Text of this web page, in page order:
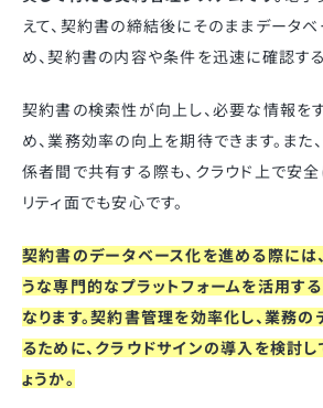
えて、契約書の締結後にそのままデータ
め、契約書の内容や条件を迅速に確認する
契約書の検索性が向上し、必要な情報を
め、業務効率の向上を期待できます。また
係者間で共有する際も、クラウド上で安全
リティ面でも安心です。
契約書のデータベース化を進める際には
うな専門的なプラットフォームを活用す
なります。契約書管理を効率化し、業務
るために、クラウドサインの導入を検討
ょうか。